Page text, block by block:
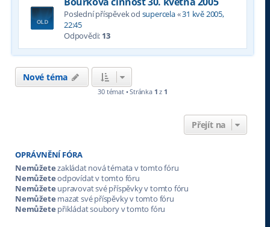
Poslední příspěvek od supercela«31 kvě 2005,
22:45
Odpovědi: 13
Nové téma
30 témat • Stránka 1 z 1
Přejít na
OPRÁVNĚNÍ FÓRA
Nemůžetezakládat nová témata v tomto fóru
Nemůžeteodpovídat v tomto fóru
Nemůžete upravovat své příspěvky v tomto fóru
Nemůžete mazat své příspěvky v tomto fóru
Nemůžete přikládat soubory v tomto fóru